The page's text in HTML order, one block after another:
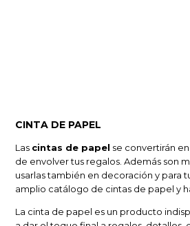
CINTA DE PAPEL
Las cintas de papel se convertirán
de envolver tus regalos. Además son
usarlas también en decoración y para
amplio catálogo de cintas de papel y
La cinta de papel es un producto